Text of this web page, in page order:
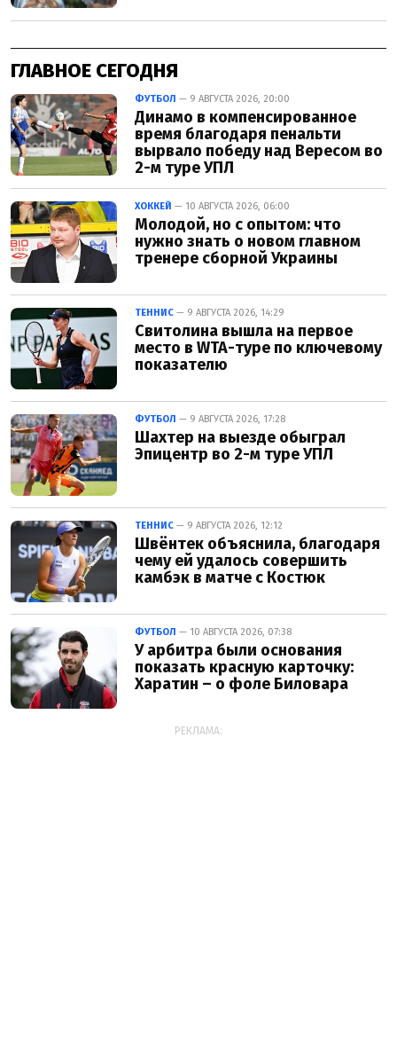
ГЛАВНОЕ СЕГОДНЯ
ФУТБОЛ — 9 АВГУСТА 2026, 20:00
Динамо в компенсированное
время благодаря пенальти
вырвало победу над Вересом во
2-м туре УПЛ
ХОККЕЙ — 10 АВГУСТА 2026, 06:00
Молодой, но с опытом: что
нужно знать о новом главном
тренере сборной Украины
ТЕННИС — 9 АВГУСТА 2026, 14:29
Свитолина вышла на первое
место в WTA-туре по ключевому
показателю
ФУТБОЛ — 9 АВГУСТА 2026, 17:28
Шахтер на выезде обыграл
Эпицентр во 2-м туре УПЛ
ТЕННИС — 9 АВГУСТА 2026, 12:12
Швёнтек объяснила, благодаря
чему ей удалось совершить
камбэк в матче с Костюк
ФУТБОЛ — 10 АВГУСТА 2026, 07:38
У арбитра были основания
показать красную карточку:
Харатин – о фоле Биловара
РЕКЛАМА: